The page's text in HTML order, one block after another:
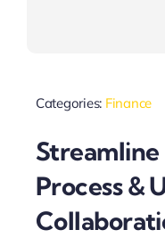
Categories: Finance
Process &